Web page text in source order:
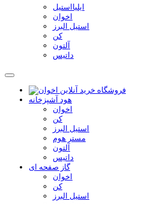
ایلیااستیل
اخوان
استیل البرز
کن
آلتون
داتیس
هود آشپزخانه
اخوان
کن
استیل البرز
مستر هوم
آلتون
داتیس
گاز صفحه ای
اخوان
کن
استیل البرز